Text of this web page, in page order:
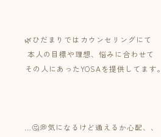
🌿ひだまりでは⁡カウンセリングにて
⁡本人の目標や理想、悩みに合わせて⁡⁡
⁡その人にあったYOSAを提供してます。⁡
…🤔💭気になるけど通えるか心配、、⁡⁡